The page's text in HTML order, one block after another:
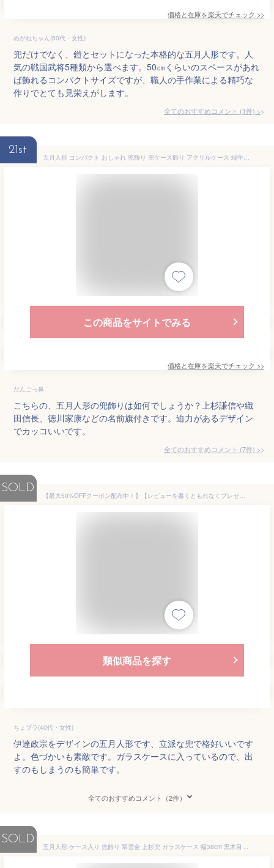
価格と在庫を楽天でチェック >>
めがねちゃん(50代・女性)
兜だけでなく、鎧とセットになった本格的な五月人形です。人
気の戦国武将5種類から選べます。50㎝くらいのスペースがあれ
ば飾れるコンパクトサイズですが、職人の手作業による精巧な
作りでとても見栄えがします。
全てのおすすめコメント (1件) >
21st
五月人形 コンパクト おしゃれ 兜飾り 兜ケース飾り アクリルケース 端午の節句 5月人形 伊達政宗 上杉謙信 織田信長 真田幸村 徳川家康 武将 Premoの五月人形【名前旗付き】
この商品をサイトでみる
価格と在庫を楽天でチェック >>
だんごっ鼻
こちらの、五月人形の兜飾りは如何でしょうか？上杉謙信や織
田信長、徳川家康などの名前旗付きです。迫力があるデザイン
でカッコいいです。
全てのおすすめコメント (7件) >
SOLD
【最大50%OFFクーポン配布中！】【レビューを書くともれなくプレゼント】 五月人形 伊達政宗 12号 おしゃれ 兜 戦国武将 収納飾り 長持兜 端午の節句 初節句 男の子 子供の日 マンションサイズ プレゼント オルゴール 5月人形 コンパクト
類似商品を探す
ちょプラ(40代・女性)
伊達政宗をデザインの五月人形です、立派な兜で格好いいです
よ。色づかいも素敵です。ガラスケースに入っているので、出
すのもしまうのも簡単です。
全てのおすすめコメント（2件）
SOLD
五月人形 ケース入り 兜飾り 翠雲金 上杉兜 ガラスケース 幅38cm 黒木目 (fn-4-12) 戦国武将 五月人形ケース飾